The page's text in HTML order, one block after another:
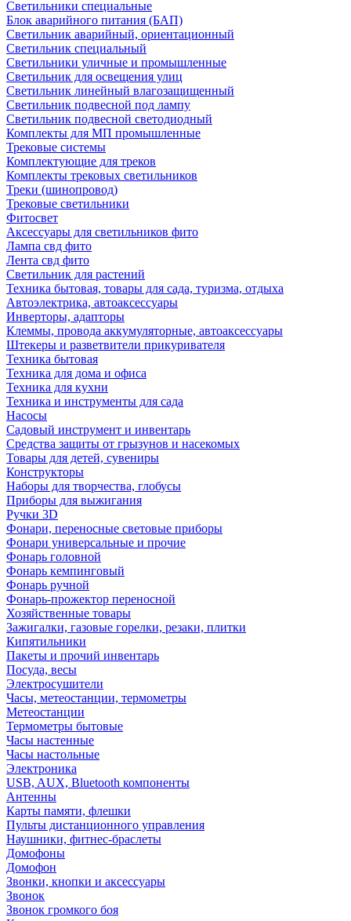
Светильники специальные
Блок аварийного питания (БАП)
Светильник аварийный, ориентационный
Светильник специальный
Светильники уличные и промышленные
Светильник для освещения улиц
Светильник линейный влагозащищенный
Светильник подвесной под лампу
Светильник подвесной светодиодный
Комплекты для МП промышленные
Трековые системы
Комплектующие для треков
Комплекты трековых светильников
Треки (шинопровод)
Трековые светильники
Фитосвет
Аксессуары для светильников фито
Лампа свд фито
Лента свд фито
Светильник для растений
Техника бытовая, товары для сада, туризма, отдыха
Автоэлектрика, автоаксессуары
Инверторы, адапторы
Клеммы, провода аккумуляторные, автоаксессуары
Штекеры и разветвители прикуривателя
Техника бытовая
Техника для дома и офиса
Техника для кухни
Техника и инструменты для сада
Насосы
Садовый инструмент и инвентарь
Средства защиты от грызунов и насекомых
Товары для детей, сувениры
Конструкторы
Наборы для творчества, глобусы
Приборы для выжигания
Ручки 3D
Фонари, переносные световые приборы
Фонари универсальные и прочие
Фонарь головной
Фонарь кемпинговый
Фонарь ручной
Фонарь-прожектор переносной
Хозяйственные товары
Зажигалки, газовые горелки, резаки, плитки
Кипятильники
Пакеты и прочий инвентарь
Посуда, весы
Электросушители
Часы, метеостанции, термометры
Метеостанции
Термометры бытовые
Часы настенные
Часы настольные
Электроника
USB, AUX, Bluetooth компоненты
Антенны
Карты памяти, флешки
Пульты дистанционного управления
Наушники, фитнес-браслеты
Домофоны
Домофон
Звонки, кнопки и аксессуары
Звонок
Звонок громкого боя